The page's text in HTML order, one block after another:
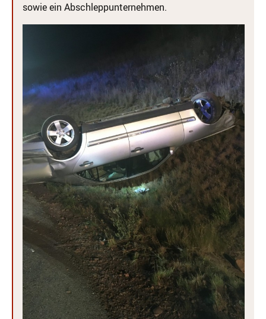
sowie ein Abschleppunternehmen.